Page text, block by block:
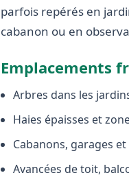
parfois repérés en
cabanon ou en
Emplacements
Arbres dans les
Haies épaisses et
Cabanons, garages
Avancées de toit,